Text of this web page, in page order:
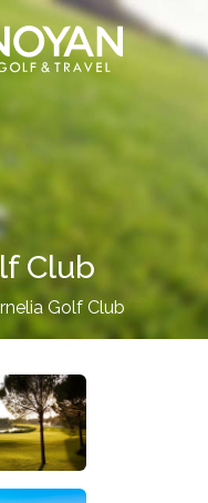
Club
Golf Club